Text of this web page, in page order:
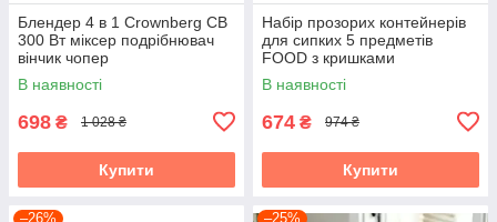
Блендер 4 в 1 Crownberg CB
300 Вт міксер подрібнювач
вінчик чопер
В наявності
698 ₴ 1 028 ₴
Купити
Набір прозорих контейнерів
для сипких 5 предметів
FOOD з кришками
В наявності
674 ₴ 974 ₴
Купити
–26% –25%